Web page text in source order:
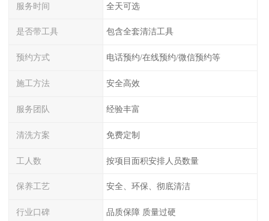
服务时间 全天可选
是否带工具 包含全套清洁工具
预约方式 电话预约/在线预约/微信预约等
施工方法 安全高效
服务团队 经验丰富
清洗方案 免费定制
工人数 按项目面积安排人员数量
保养工艺 安全、环保、彻底清洁
行业口碑 品质保障 质量过硬